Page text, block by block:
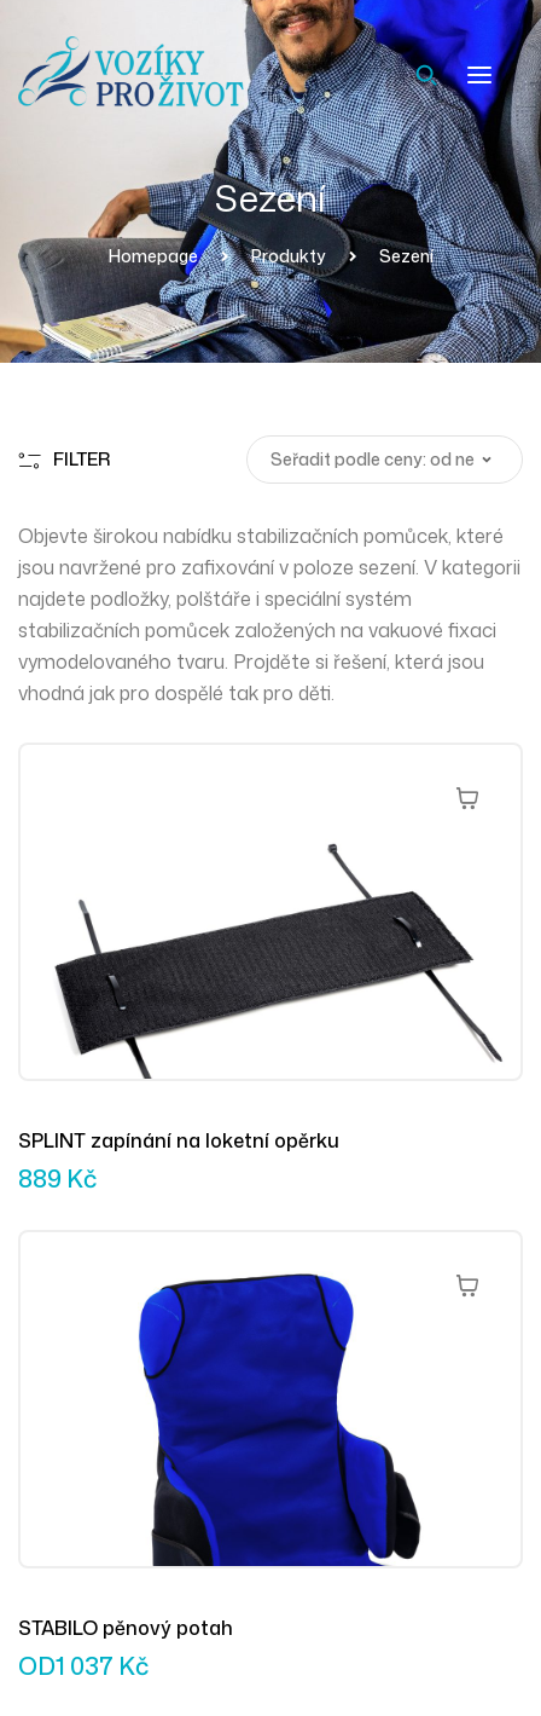
Sezení
Homepage Produkty Sezení
FILTER
Objevte širokou nabídku stabilizačních pomůcek, které
jsou navržené pro zafixování v poloze sezení. V kategorii
najdete podložky, polštáře i speciální systém
stabilizačních pomůcek založených na vakuové fixaci
vymodelovaného tvaru. Projděte si řešení, která jsou
vhodná jak pro dospělé tak pro děti.
Přidat Do
SPLINT zapínání na loketní opěrku
889 Kč
Výběr
STABILO pěnový potah
OD1 037 Kč